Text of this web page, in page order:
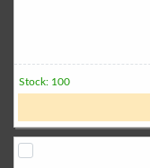
Stock: 100